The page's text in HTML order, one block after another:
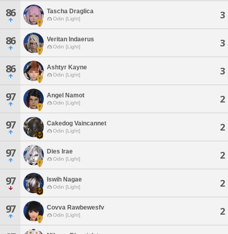
86 Tascha Draglica
Odin [Light] 3
86 Veritan Indaerus
Odin [Light] 3
86 Ashtyr Kayne
Odin [Light] 3
97 Angel Namot
Odin [Light] 2
97 Cakedog Vaincannet
Odin [Light] 2
97 Dies Irae
Odin [Light] 2
97 Iswih Nagae
Odin [Light] 2
97 Covva Rawbewesfv
Odin [Light] 2